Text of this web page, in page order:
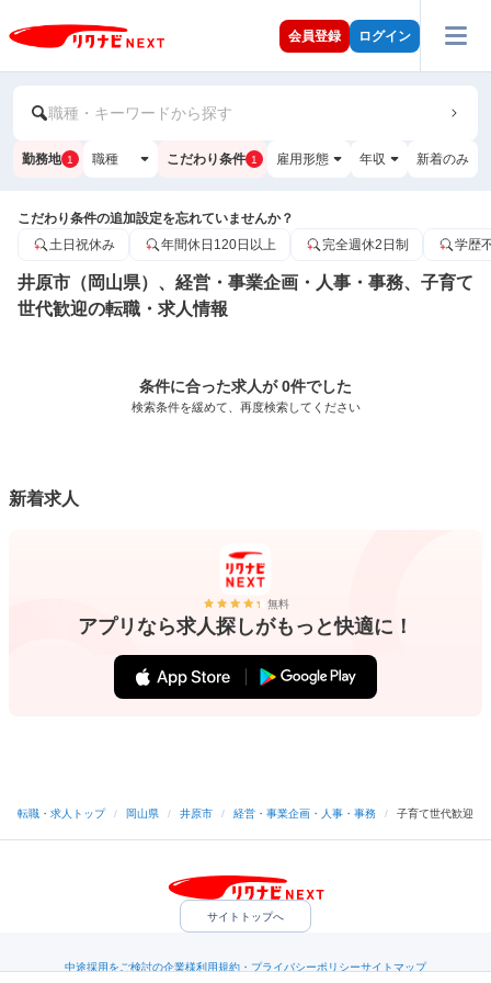
会員登録 ログイン
職種・キーワードから探す
勤務地 1 職種 こだわり条件 1 雇用形態 年収 新着のみ
こだわり条件の追加設定を忘れていませんか？
土日祝休み
年間休日120日以上 完全週休2日制 学歴
井原市（岡山県）、経営・事業企画・人事・事務、子育て
世代歓迎の転職・求人情報
条件に合った求人が 0件でした
検索条件を緩めて、再度検索してください
新着求人
無料
アプリなら求人探しがもっと快適に！
転職・求人トップ / 岡山県 / 井原市 / 経営・事業企画・人事・事務 / 子育て世代歓迎
サイトトップへ
中途採用をご検討の企業様利用規約・プライバシーポリシーサイトマップ